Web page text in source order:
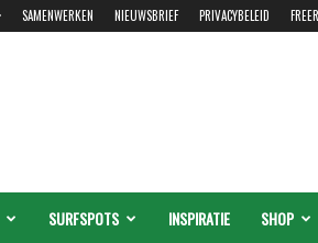
SAMENWERKEN NIEUWSBRIEF PRIVACYBELEID
SURFSPOTS INSPIRATIE SHOP